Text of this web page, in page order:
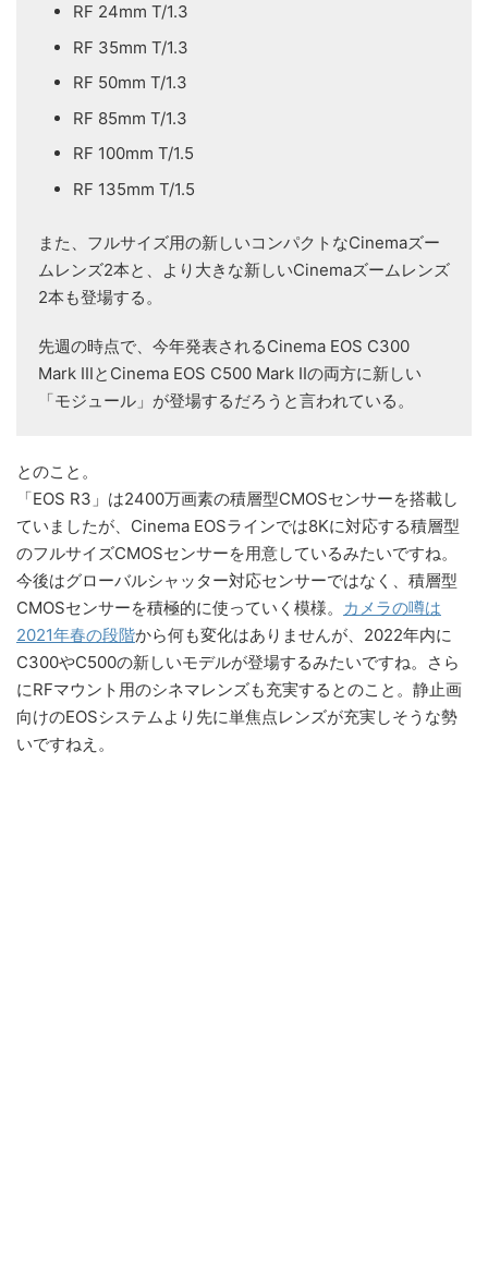
RF 24mm T/1.3
RF 35mm T/1.3
RF 50mm T/1.3
RF 85mm T/1.3
RF 100mm T/1.5
RF 135mm T/1.5
また、フルサイズ用の新しいコンパクトなCinemaズー
ムレンズ2本と、より大きな新しいCinemaズームレンズ
2本も登場する。
先週の時点で、今年発表されるCinema EOS C300
Mark IIIとCinema EOS C500 Mark IIの両方に新しい
「モジュール」が登場するだろうと言われている。
とのこと。
「EOS R3」は2400万画素の積層型CMOSセンサーを搭載し
ていましたが、Cinema EOSラインでは8Kに対応する積層型
のフルサイズCMOSセンサーを用意しているみたいですね。
今後はグローバルシャッター対応センサーではなく、積層型
CMOSセンサーを積極的に使っていく模様。
カメラの噂は
2021年春の段階から何も変化はありませんが、2022年内に
C300やC500の新しいモデルが登場するみたいですね。さら
にRFマウント用のシネマレンズも充実するとのこと。静止画
向けのEOSシステムより先に単焦点レンズが充実しそうな勢
いですねえ。